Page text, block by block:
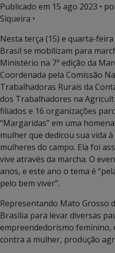
Publicado em 15 ago 2023 •
Siqueira •
Nesta terça (15) e quarta-
Brasil se mobilizam para
Ministério na 7ª edição da
Coordenada pela Comissão
Trabalhadoras Rurais da
dos Trabalhadores na
filiados e 16 organizações
“Margaridas” em uma
mulher que dedicou sua vida
mulheres do campo. Ela foi
vive através da marcha. O
anos, e este ano o tema é
pelo bem viver”.
Representando Mato Grosso
Brasília para levar diversas
empreendedorismo feminino,
contra a mulher, produção